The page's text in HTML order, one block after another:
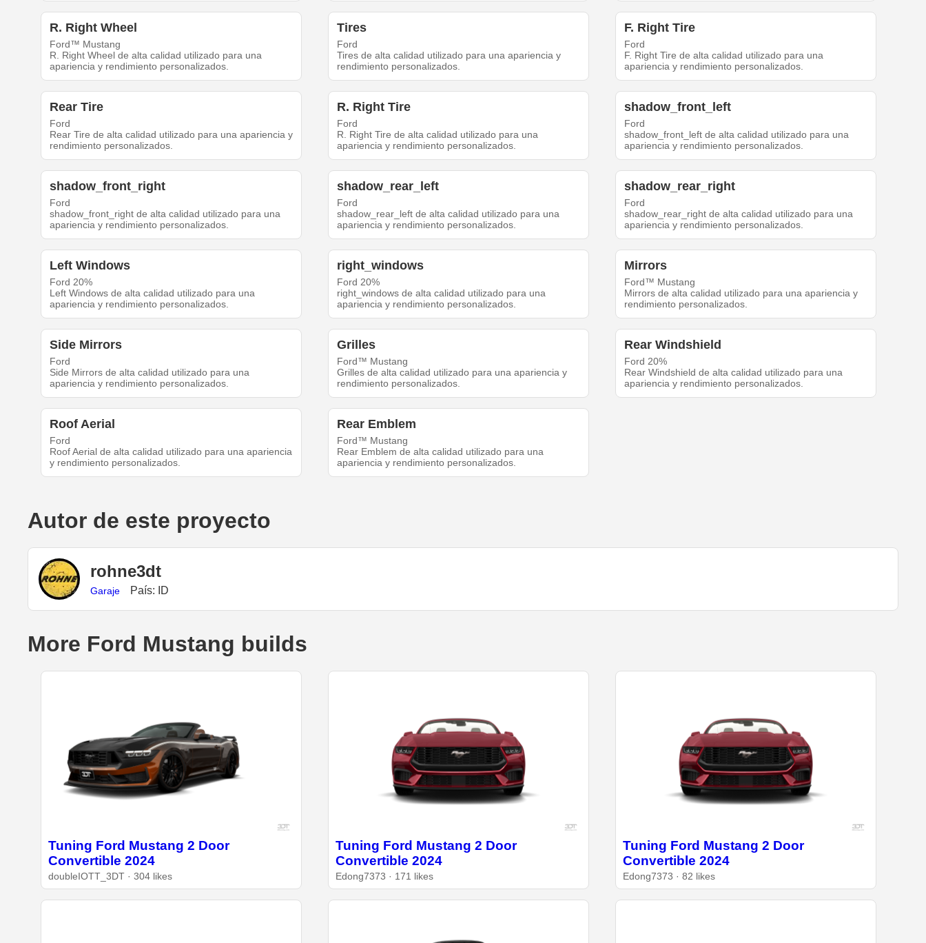
R. Right Wheel
Ford™ Mustang
R. Right Wheel de alta calidad utilizado para una
apariencia y rendimiento personalizados.
Tires
Ford
Tires de alta calidad utilizado para una apariencia y
rendimiento personalizados.
F. Right Tire
Ford
F. Right Tire de alta calidad utilizado para una
apariencia y rendimiento personalizados.
Rear Tire
Ford
Rear Tire de alta calidad utilizado para una apariencia y
rendimiento personalizados.
R. Right Tire
Ford
R. Right Tire de alta calidad utilizado para una
apariencia y rendimiento personalizados.
shadow_front_left
Ford
shadow_front_left de alta calidad utilizado para una
apariencia y rendimiento personalizados.
shadow_front_right
Ford
shadow_front_right de alta calidad utilizado para una
apariencia y rendimiento personalizados.
shadow_rear_left
Ford
shadow_rear_left de alta calidad utilizado para una
apariencia y rendimiento personalizados.
shadow_rear_right
Ford
shadow_rear_right de alta calidad utilizado para una
apariencia y rendimiento personalizados.
Left Windows
Ford 20%
Left Windows de alta calidad utilizado para una
apariencia y rendimiento personalizados.
right_windows
Ford 20%
right_windows de alta calidad utilizado para una
apariencia y rendimiento personalizados.
Mirrors
Ford™ Mustang
Mirrors de alta calidad utilizado para una apariencia y
rendimiento personalizados.
Side Mirrors
Ford
Side Mirrors de alta calidad utilizado para una
apariencia y rendimiento personalizados.
Grilles
Ford™ Mustang
Grilles de alta calidad utilizado para una apariencia y
rendimiento personalizados.
Rear Windshield
Ford 20%
Rear Windshield de alta calidad utilizado para una
apariencia y rendimiento personalizados.
Roof Aerial
Ford
Roof Aerial de alta calidad utilizado para una apariencia
y rendimiento personalizados.
Rear Emblem
Ford™ Mustang
Rear Emblem de alta calidad utilizado para una
apariencia y rendimiento personalizados.
Autor de este proyecto
rohne3dt
Garaje País: ID
More Ford Mustang builds
Tuning Ford Mustang 2 Door
Convertible 2024
doubleIOTT_3DT · 304 likes
Tuning Ford Mustang 2 Door
Convertible 2024
Edong7373 · 171 likes
Tuning Ford Mustang 2 Door
Convertible 2024
Edong7373 · 82 likes